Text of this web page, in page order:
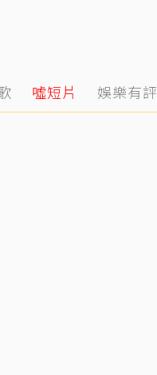
噓短片 娛樂有評